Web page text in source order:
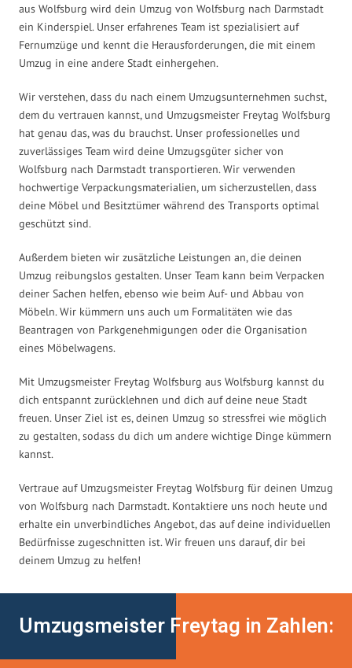
aus Wolfsburg wird dein Umzug von Wolfsburg nach Darmstadt
ein Kinderspiel. Unser erfahrenes Team ist spezialisiert auf
Fernumzüge und kennt die Herausforderungen, die mit einem
Umzug in eine andere Stadt einhergehen.
Wir verstehen, dass du nach einem Umzugsunternehmen suchst,
dem du vertrauen kannst, und Umzugsmeister Freytag Wolfsburg
hat genau das, was du brauchst. Unser professionelles und
zuverlässiges Team wird deine Umzugsgüter sicher von
Wolfsburg nach Darmstadt transportieren. Wir verwenden
hochwertige Verpackungsmaterialien, um sicherzustellen, dass
deine Möbel und Besitztümer während des Transports optimal
geschützt sind.
Außerdem bieten wir zusätzliche Leistungen an, die deinen
Umzug reibungslos gestalten. Unser Team kann beim Verpacken
deiner Sachen helfen, ebenso wie beim Auf- und Abbau von
Möbeln. Wir kümmern uns auch um Formalitäten wie das
Beantragen von Parkgenehmigungen oder die Organisation
eines Möbelwagens.
Mit Umzugsmeister Freytag Wolfsburg aus Wolfsburg kannst du
dich entspannt zurücklehnen und dich auf deine neue Stadt
freuen. Unser Ziel ist es, deinen Umzug so stressfrei wie möglich
zu gestalten, sodass du dich um andere wichtige Dinge kümmern
kannst.
Vertraue auf Umzugsmeister Freytag Wolfsburg für deinen Umzug
von Wolfsburg nach Darmstadt. Kontaktiere uns noch heute und
erhalte ein unverbindliches Angebot, das auf deine individuellen
Bedürfnisse zugeschnitten ist. Wir freuen uns darauf, dir bei
deinem Umzug zu helfen!
Umzugsmeister Freytag in Zahlen: